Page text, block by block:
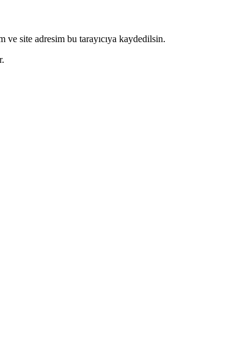
ve site adresim bu tarayıcıya kaydedilsin.